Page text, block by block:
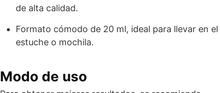
de alta calidad.
Formato cómodo de 20 ml, ideal para llevar en el
estuche o mochila.
Modo de uso